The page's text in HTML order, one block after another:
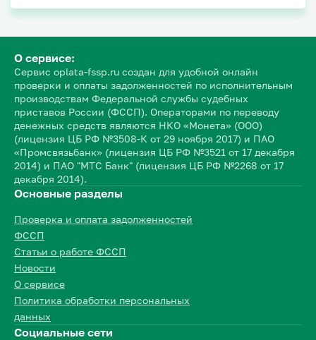
О сервисе:
Сервис oplata-fssp.ru создан для удобной онлайн
проверки и оплаты задолженностей по исполнительным
производствам Федеральной службы судебных
приставов России (ФССП). Операторами по переводу
денежных средств являются НКО «Монета» (ООО)
(лицензия ЦБ РФ №3508-К от 29 ноября 2017) и ПАО
«Промсвязьбанк» (лицензия ЦБ РФ №3521 от 17 декабря
2014) и ПАО "МТС Банк" (лицензия ЦБ РФ №2268 от 17
декабря 2014).
Основные разделы
Проверка и оплата задолженностей
ФССП
Статьи о работе ФССП
Новости
О сервисе
Политика обработки персональных
данных
Социальные сети